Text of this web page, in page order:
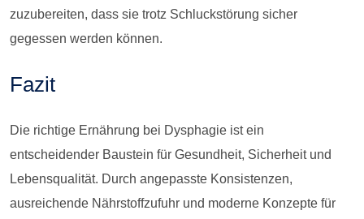
zuzubereiten, dass sie trotz Schluckstörung sicher
gegessen werden können.
Fazit
Die richtige Ernährung bei Dysphagie ist ein
entscheidender Baustein für Gesundheit, Sicherheit und
Lebensqualität. Durch angepasste Konsistenzen,
ausreichende Nährstoffzufuhr und moderne Konzepte für